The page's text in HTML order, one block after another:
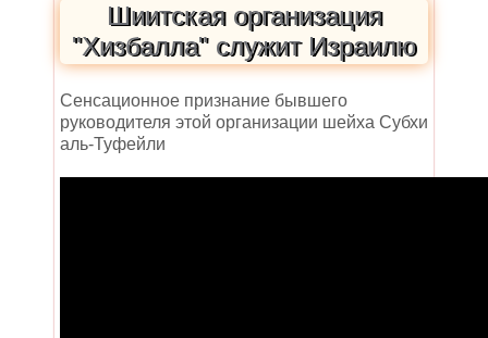
Шиитская организация
"Хизбалла" служит Израилю
Сенсационное признание бывшего
руководителя этой организации шейха Субхи
аль-Туфейли